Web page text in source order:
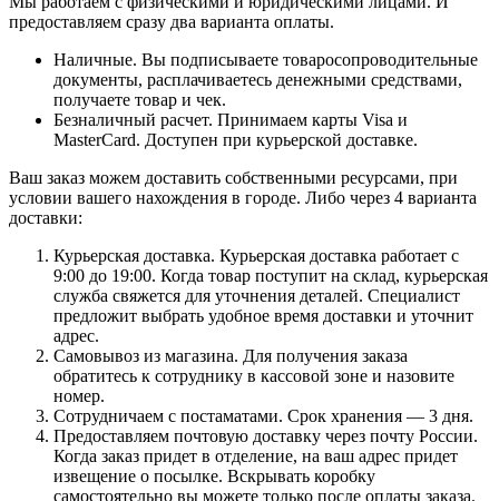
предоставляем сразу два варианта оплаты.
Наличные. Вы подписываете товаросопроводительные
документы, расплачиваетесь денежными средствами,
получаете товар и чек.
Безналичный расчет. Принимаем карты Visa и
MasterCard. Доступен при курьерской доставке.
Ваш заказ можем доставить собственными ресурсами, при
условии вашего нахождения в городе. Либо через 4 варианта
доставки:
Курьерская доставка. Курьерская доставка работает с
9:00 до 19:00. Когда товар поступит на склад, курьерская
служба свяжется для уточнения деталей. Специалист
предложит выбрать удобное время доставки и уточнит
адрес.
Самовывоз из магазина. Для получения заказа
обратитесь к сотруднику в кассовой зоне и назовите
номер.
Сотрудничаем с постаматами. Срок хранения — 3 дня.
Предоставляем почтовую доставку через почту России.
Когда заказ придет в отделение, на ваш адрес придет
извещение о посылке. Вскрывать коробку
самостоятельно вы можете только после оплаты заказа.